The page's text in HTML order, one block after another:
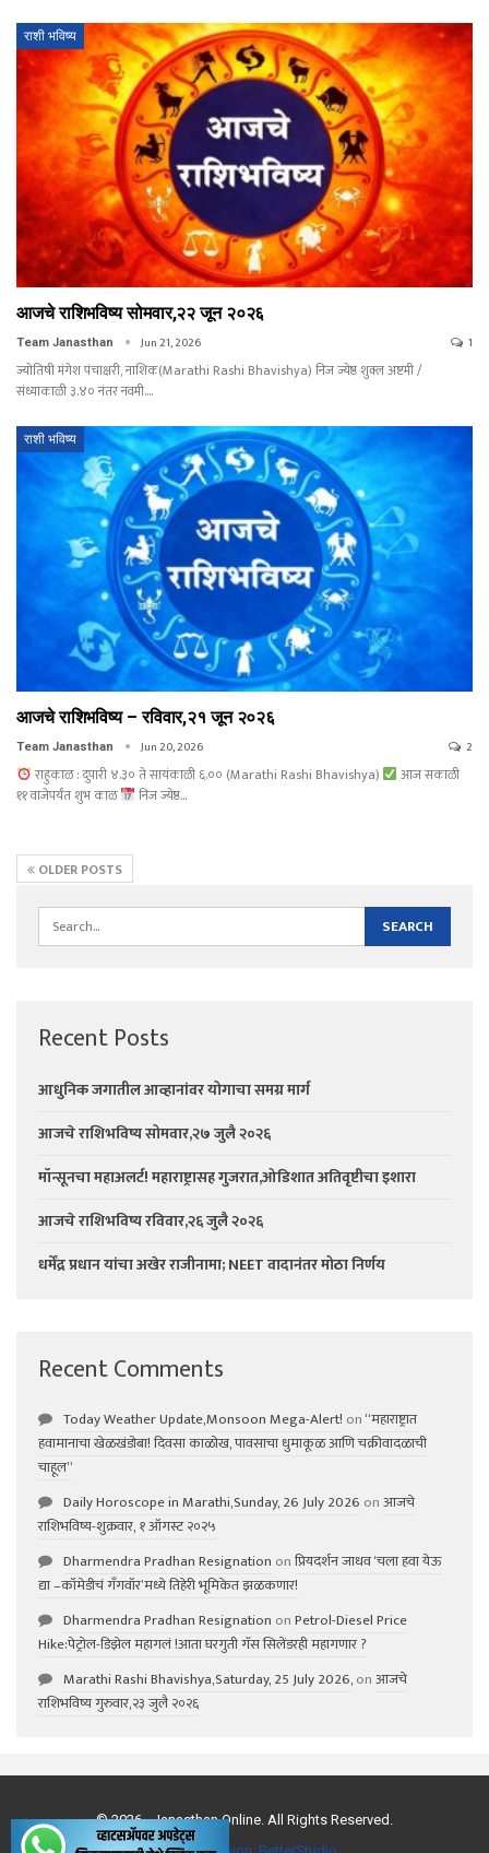
राशी भविष्य
आजचे राशिभविष्य सोमवार,२२ जून २०२६
Team Janasthan Jun 21, 2026 1
ज्योतिषी मंगेश पंचाक्षरी, नाशिक(Marathi Rashi Bhavishya) निज ज्येष्ठ शुक्ल अष्टमी /
संध्याकाळी ३.४० नंतर नवमी.…
राशी भविष्य
आजचे राशिभविष्य – रविवार,२१ जून २०२६
Team Janasthan Jun 20, 2026 2
राहुकाळ : दुपारी ४.३० ते सायंकाळी ६.०० (Marathi Rashi Bhavishya)
आज सकाळी
११ वाजेपर्यंत शुभ काळ
निज ज्येष्ठ…
OLDER POSTS
Recent Posts
आधुनिक जगातील आव्हानांवर योगाचा समग्र मार्ग
आजचे राशिभविष्य सोमवार,२७ जुलै २०२६
मॉन्सूनचा महाअलर्ट! महाराष्ट्रासह गुजरात,ओडिशात अतिवृष्टीचा इशारा
आजचे राशिभविष्य रविवार,२६ जुलै २०२६
धर्मेंद्र प्रधान यांचा अखेर राजीनामा; NEET वादानंतर मोठा निर्णय
Recent Comments
Today Weather Update,Monsoon Mega-Alert! on“महाराष्ट्रात
हवामानाचा खेळखंडोबा! दिवसा काळोख, पावसाचा धुमाकूळ आणि चक्रीवादळाची
चाहूल”
Daily Horoscope in Marathi,Sunday, 26 July 2026 onआजचे
राशिभविष्य-शुक्रवार, १ ऑगस्ट २०२५
Dharmendra Pradhan Resignation onप्रियदर्शन जाधव ‘चला हवा येऊ
द्या –कॉमेडीचं गॅंगवॉर’मध्ये तिहेरी भूमिकेत झळकणार!
Dharmendra Pradhan Resignation onPetrol-Diesel Price
Hike:पेट्रोल-डिझेल महागलं !आता घरगुती गॅस सिलेंडरही महागणार ?
Marathi Rashi Bhavishya,Saturday, 25 July 2026,onआजचे
राशिभविष्य गुरुवार,२३ जुलै २०२६
© 2026 - Janasthan Online. All Rights Reserved.